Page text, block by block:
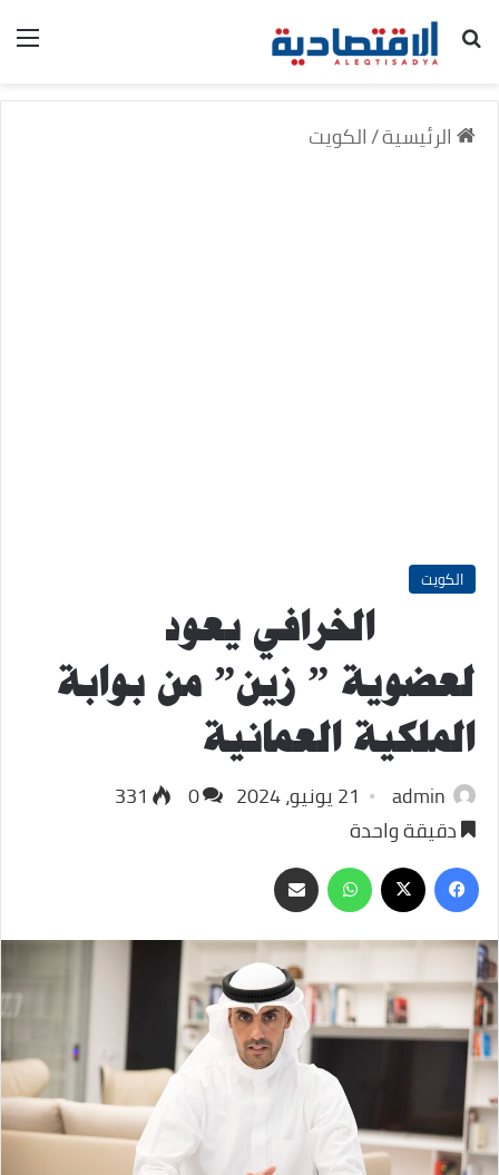
بحث عن
الرئيسية/الكويت
الكويت
الخرافي يعود
لعضوية ” زين” من بوابة
الملكية العمانية
admin 21 يونيو، 2024 0
331
دقيقة واحدة
فيسبوك
‫X واتسابمشاركة
عبر
البريد